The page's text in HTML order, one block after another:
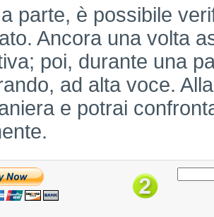
parte, è possibile
Ancora una volta
poi, durante una
ad alta voce.
e potrai